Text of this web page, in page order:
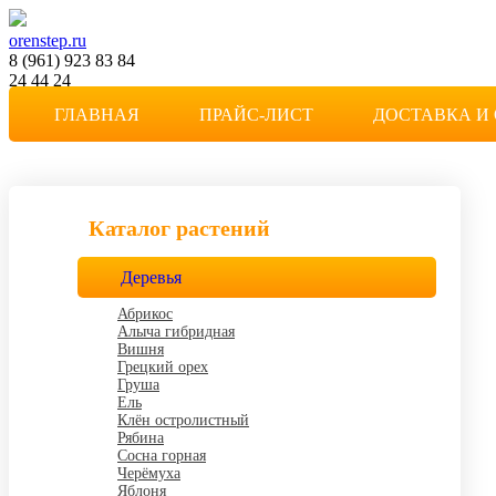
orenstep.ru
8 (961) 923 83 84
24 44 24
Частная коллекция растений в Оренбурге
ГЛАВНАЯ ПРАЙС-ЛИСТ ДОСТАВКА И
Каталог растений
Деревья
Абрикос
Алыча гибридная
Вишня
Грецкий орех
Груша
Ель
Клён остролистный
Рябина
Сосна горная
Черёмуха
Яблоня